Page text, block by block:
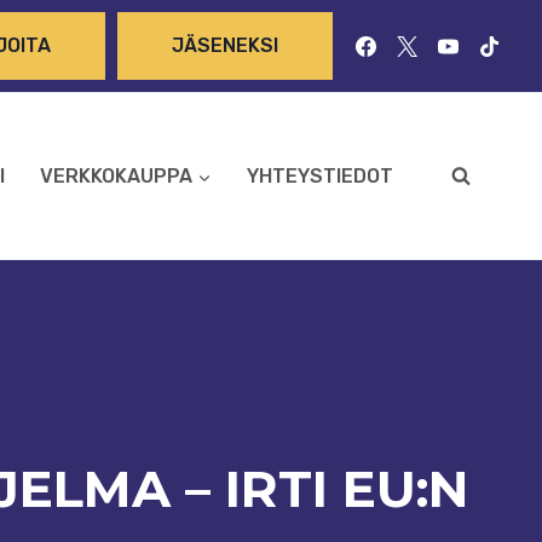
JÄSENEKSI
VERKKOKAUPPA YHTEYSTIEDOT
– IRTI EU:N